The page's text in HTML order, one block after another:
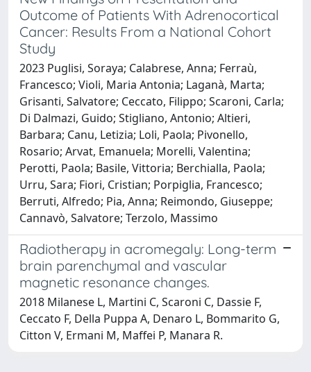
Outcome of Patients With Adrenocortical
Cancer: Results From a National Cohort
Study
2023 Puglisi, Soraya; Calabrese, Anna; Ferraù,
Francesco; Violi, Maria Antonia; Laganà, Marta;
Grisanti, Salvatore; Ceccato, Filippo; Scaroni, Carla;
Di Dalmazi, Guido; Stigliano, Antonio; Altieri,
Barbara; Canu, Letizia; Loli, Paola; Pivonello,
Rosario; Arvat, Emanuela; Morelli, Valentina;
Perotti, Paola; Basile, Vittoria; Berchialla, Paola;
Urru, Sara; Fiori, Cristian; Porpiglia, Francesco;
Berruti, Alfredo; Pia, Anna; Reimondo, Giuseppe;
Cannavò, Salvatore; Terzolo, Massimo
Radiotherapy in acromegaly: Long-term
brain parenchymal and vascular
magnetic resonance changes.
2018 Milanese L, Martini C, Scaroni C, Dassie F,
Ceccato F, Della Puppa A, Denaro L, Bommarito G,
Citton V, Ermani M, Maffei P, Manara R.